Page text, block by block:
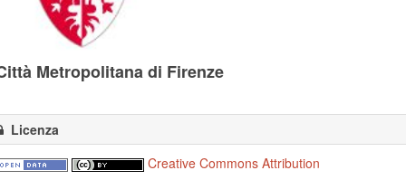
Metropolitana di Firenze
Licenza
Creative Commons Attribution